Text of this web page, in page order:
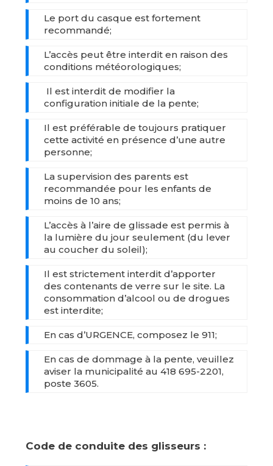
Le port du casque est fortement
recommandé;
L’accès peut être interdit en raison des
conditions météorologiques;
Il est interdit de modifier la
configuration initiale de la pente;
Il est préférable de toujours pratiquer
cette activité en présence d’une autre
personne;
La supervision des parents est
recommandée pour les enfants de
moins de 10 ans;
L’accès à l’aire de glissade est permis à
la lumière du jour seulement (du lever
au coucher du soleil);
Il est strictement interdit d’apporter
des contenants de verre sur le site. La
consommation d’alcool ou de drogues
est interdite;
En cas d’URGENCE, composez le 911;
En cas de dommage à la pente, veuillez
aviser la municipalité au 418 695-2201,
poste 3605.
Code de conduite des glisseurs :